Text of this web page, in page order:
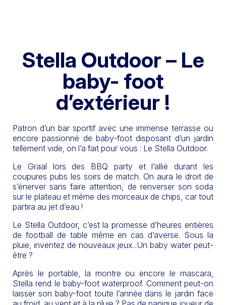
Stella Outdoor – Le
baby- foot
d’extérieur !
Patron d’un bar sportif avec une immense terrasse ou
encore passionné de baby-foot disposant d’un jardin
tellement vide, on l’a fait pour vous : Le Stella Outdoor.
Le Graal lors des BBQ party et l’allié durant les
coupures pubs les soirs de match. On aura le droit de
s’énerver sans faire attention, de renverser son soda
sur le plateau et même des morceaux de chips, car tout
partira au jet d’eau !
Le Stella Outdoor, c’est la promesse d’heures entières
de football de table même en cas d’averse. Sous la
pluie, inventez de nouveaux jeux...Un baby water peut-
être ?
Après le portable, la montre ou encore le mascara,
Stella rend le baby-foot waterproof. Comment peut-on
laisser son baby-foot toute l’année dans le jardin face